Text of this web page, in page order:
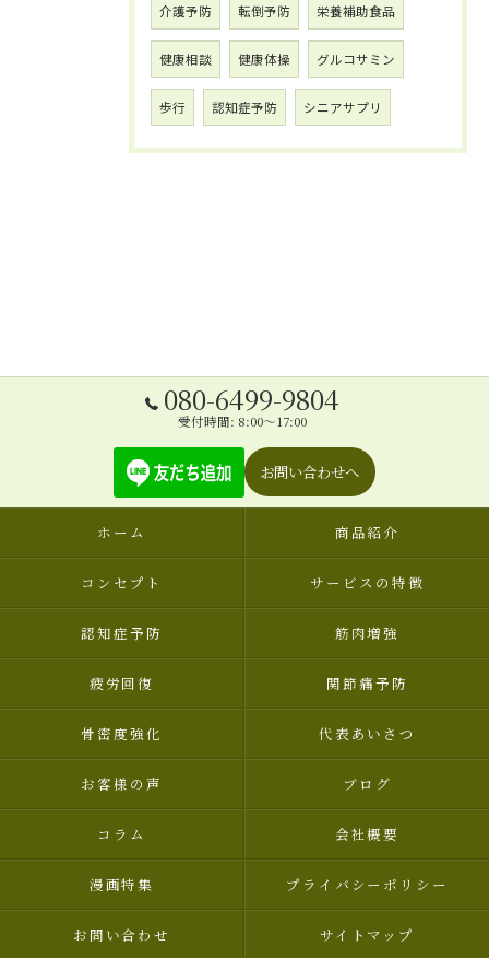
介護予防 転倒予防 栄養補助食品
健康相談 健康体操 グルコサミン
歩行 認知症予防 シニアサプリ
080-6499-9804
受付時間: 8:00～17:00
お問い合わせへ
ホーム 商品紹介
コンセプト サービスの特徴
認知症予防 筋肉増強
疲労回復 関節痛予防
骨密度強化 代表あいさつ
お客様の声 ブログ
コラム 会社概要
漫画特集 プライバシーポリシー
お問い合わせ サイトマップ